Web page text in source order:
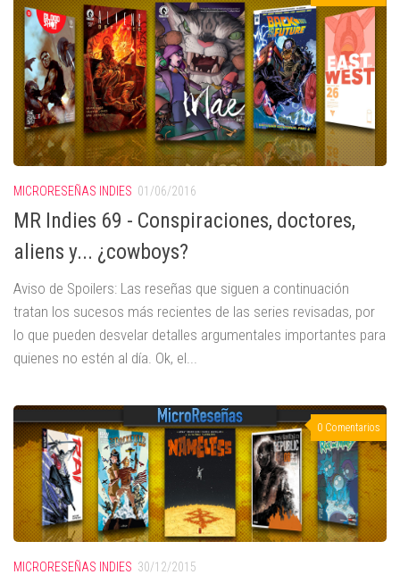
MICRORESEÑAS INDIES 01/06/2016
MR Indies 69 - Conspiraciones, doctores,
aliens y... ¿cowboys?
Aviso de Spoilers: Las reseñas que siguen a continuación
tratan los sucesos más recientes de las series revisadas, por
lo que pueden desvelar detalles argumentales importantes para
quienes no estén al día. Ok, el...
0 Comentarios
MICRORESEÑAS INDIES 30/12/2015